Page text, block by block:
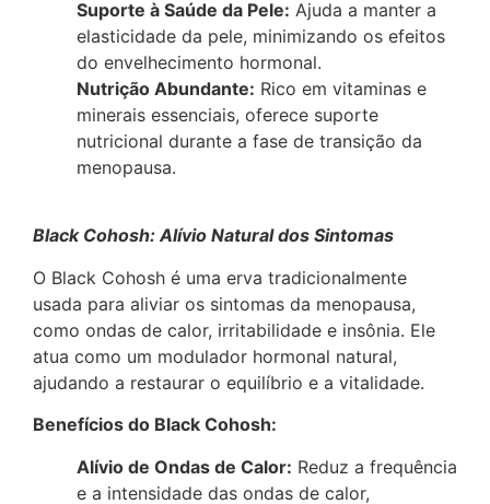
Suporte à Saúde da Pele: Ajuda a manter a
elasticidade da pele, minimizando os efeitos
do envelhecimento hormonal.
Nutrição Abundante: Rico em vitaminas e
minerais essenciais, oferece suporte
nutricional durante a fase de transição da
menopausa.
Black Cohosh: Alívio Natural dos Sintomas
O Black Cohosh é uma erva tradicionalmente
usada para aliviar os sintomas da menopausa,
como ondas de calor, irritabilidade e insônia. Ele
atua como um modulador hormonal natural,
ajudando a restaurar o equilíbrio e a vitalidade.
Benefícios do Black Cohosh:
Alívio de Ondas de Calor: Reduz a frequência
e a intensidade das ondas de calor,